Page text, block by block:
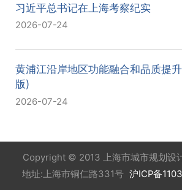
习近平总书记在上海考察纪实
2026-07-24
黄浦江沿岸地区功能融合和品质提
版)
2026-07-24
Copyright © 2013 上海市城市规划设
地址:上海市铜仁路331号 沪ICP备